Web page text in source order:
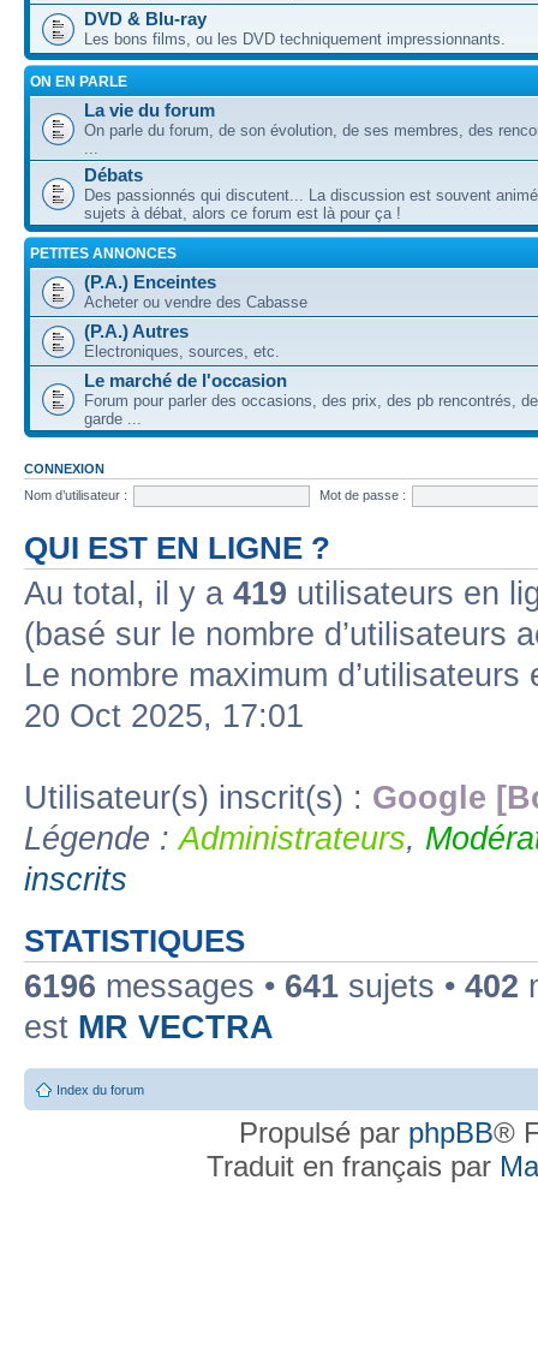
DVD & Blu-ray
Les bons films, ou les DVD techniquement impressionnants.
ON EN PARLE
La vie du forum
On parle du forum, de son évolution, de ses membres, des
...
Débats
Des passionnés qui discutent... La discussion est souvent
sujets à débat, alors ce forum est là pour ça !
PETITES ANNONCES
(P.A.) Enceintes
Acheter ou vendre des Cabasse
(P.A.) Autres
Electroniques, sources, etc.
Le marché de l'occasion
Forum pour parler des occasions, des prix, des pb rencontrés,
garde ...
CONNEXION
Nom d’utilisateur :
Mot de passe :
QUI EST EN LIGNE ?
Au total, il y a 419 utilisateurs en
(basé sur le nombre d’utilisateurs
Le nombre maximum
20 Oct 2025, 17:01
Utilisateur(s) inscrit(s) : Google
Légende :Administrateurs,
inscrits
STATISTIQUES
6196 messages • 641 sujets • 402
est MR VECTRA
Index du forum
Propulsé par phpBB®
Traduit en français par